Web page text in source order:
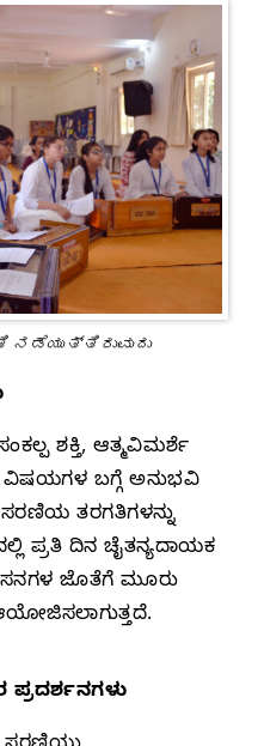
ಶಕ್ತಿ, ಆತ್ಮವಿಮರ್ಶೆ
ಬಗ್ಗೆ ಅನುಭವಿ
ಸರಣಿಯ ತರಗತಿಗಳನ್ನು
ಪ್ರತಿ ದಿನ ಚೈತನ್ಯದಾಯಕ
ಜೊತೆಗೆ ಮೂರು